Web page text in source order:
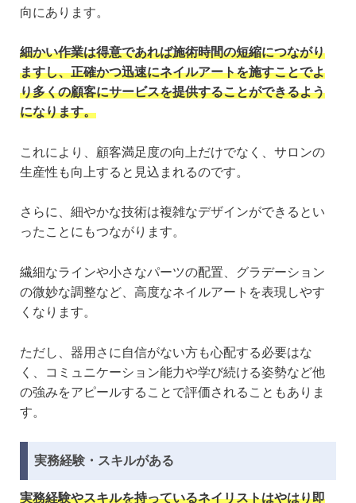
向にあります。
細かい作業は得意であれば施術時間の短縮につながり
ますし、正確かつ迅速にネイルアートを施すことでよ
り多くの顧客にサービスを提供することができるよう
になります。
これにより、顧客満足度の向上だけでなく、サロンの
生産性も向上すると見込まれるのです。
さらに、細やかな技術は複雑なデザインができるとい
ったことにもつながります。
繊細なラインや小さなパーツの配置、グラデーション
の微妙な調整など、高度なネイルアートを表現しやす
くなります。
ただし、器用さに自信がない方も心配する必要はな
く、コミュニケーション能力や学び続ける姿勢など他
の強みをアピールすることで評価されることもありま
す。
実務経験・スキルがある
実務経験やスキルを持っているネイリストはやはり即